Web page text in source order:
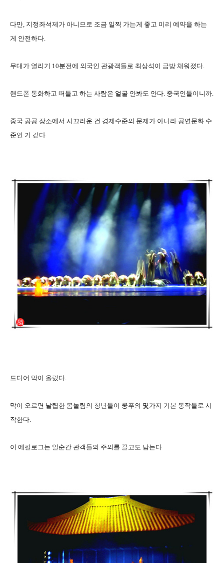
다만, 지정좌석제가 아니므로 조금 일찍 가는게 좋고 미리 예약을 하는
게 안전하다.
무대가 열리기 10분전에 외국인 관광객들로 최상석이 금방 채워졌다.
핸드폰 통화하고 떠들고 하는 사람은 얼굴 안봐도 안다. 중국인들이니까.
중국 공공 장소에서 시끄러운 건 경제수준의 문제가 아니라 공연문화 수
준인 거 같다.
드디어 막이 올랐다.
막이 오르면 날렵한 몸놀림의 청년들이 쿵푸의 몇가지 기본 동작들로 시
작한다.
이 에필로그는 일순간 관객들의 주의를 끌고도 남는다